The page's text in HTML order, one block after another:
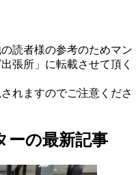
読者様の参考のためマン
張所」に転載させて頂く
れますのでご注意くださ
ーの最新記事